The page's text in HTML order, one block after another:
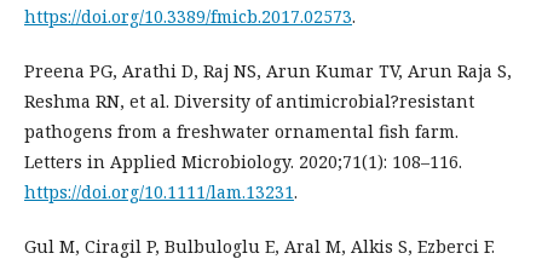
https://doi.org/10.3389/fmicb.2017.02573.
Preena PG, Arathi D, Raj NS, Arun Kumar TV, Arun Raja S,
Reshma RN, et al. Diversity of antimicrobial?resistant
pathogens from a freshwater ornamental fish farm.
Letters in Applied Microbiology. 2020;71(1): 108–116.
https://doi.org/10.1111/lam.13231.
Gul M, Ciragil P, Bulbuloglu E, Aral M, Alkis S, Ezberci F.